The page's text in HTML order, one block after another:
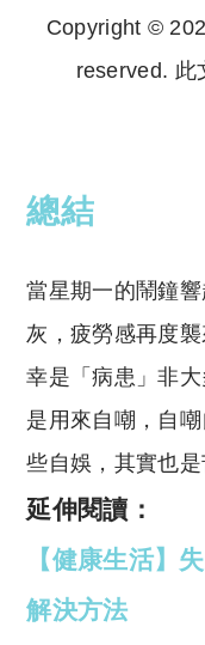
Copyright ©
reserved. 此
總結
當星期一的鬧鐘
灰，疲勞感再度
幸是「病患」非
是用來自嘲，自
些自娛，其實也是
延伸閱讀：
【健康生活】
解決方法